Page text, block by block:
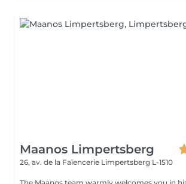
Maanos Limpertsberg
26, av. de la Faïencerie Limpertsberg L-1510